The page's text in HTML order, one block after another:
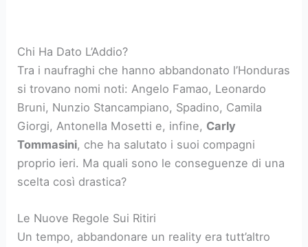
Chi Ha Dato L’Addio?
Tra i naufraghi che hanno abbandonato l’Honduras
si trovano nomi noti: Angelo Famao, Leonardo
Bruni, Nunzio Stancampiano, Spadino, Camila
Giorgi, Antonella Mosetti e, infine, Carly
Tommasini, che ha salutato i suoi compagni
proprio ieri. Ma quali sono le conseguenze di una
scelta così drastica?
Le Nuove Regole Sui Ritiri
Un tempo, abbandonare un reality era tutt’altro